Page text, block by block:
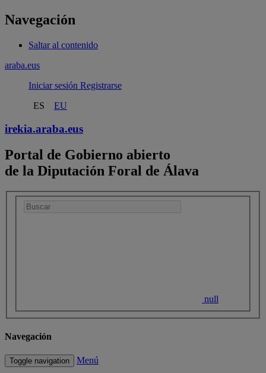
Navegación
Saltar al contenido
araba.eus
Iniciar sesión Registrarse
ES
EU
irekia.araba.eus
Portal de Gobierno abierto
de la Diputación Foral de Álava
null
Navegación
Toggle navigation Menú